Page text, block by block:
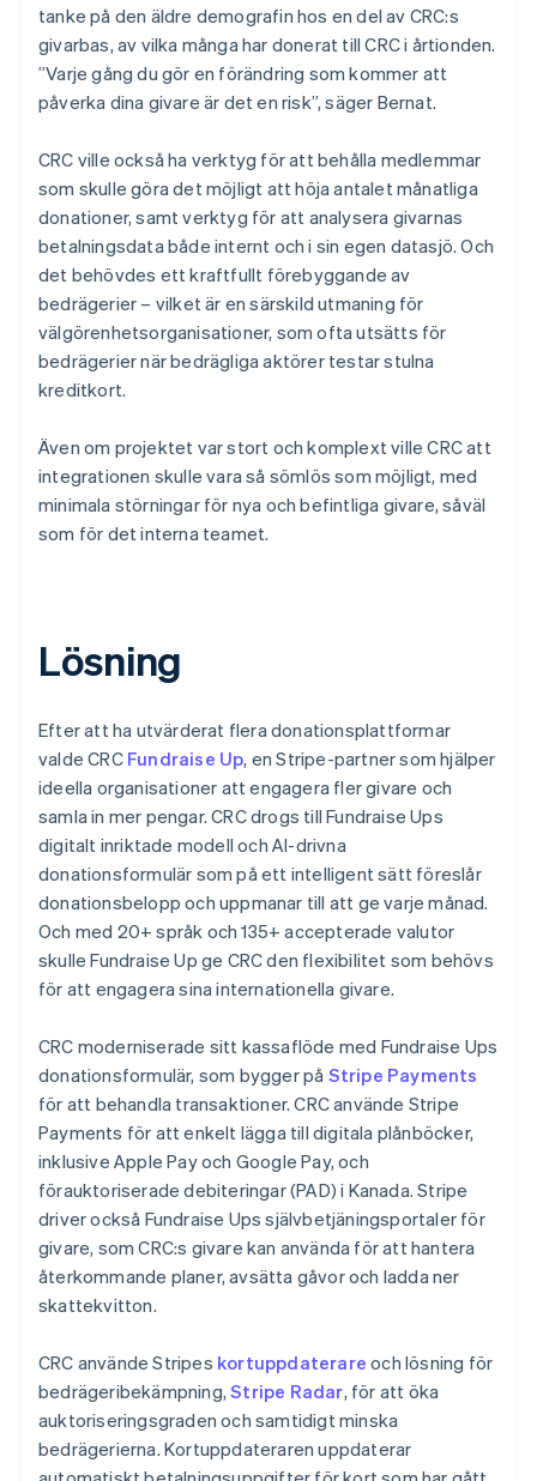
tanke på den äldre demografin hos en del av CRC:s
givarbas, av vilka många har donerat till CRC i årtionden.
”Varje gång du gör en förändring som kommer att
påverka dina givare är det en risk”, säger Bernat.
CRC ville också ha verktyg för att behålla medlemmar
som skulle göra det möjligt att höja antalet månatliga
donationer, samt verktyg för att analysera givarnas
betalningsdata både internt och i sin egen datasjö. Och
det behövdes ett kraftfullt förebyggande av
bedrägerier – vilket är en särskild utmaning för
välgörenhetsorganisationer, som ofta utsätts för
bedrägerier när bedrägliga aktörer testar stulna
kreditkort.
Även om projektet var stort och komplext ville CRC att
integrationen skulle vara så sömlös som möjligt, med
minimala störningar för nya och befintliga givare, såväl
som för det interna teamet.
Lösning
Efter att ha utvärderat flera donationsplattformar
valde CRC Fundraise Up, en Stripe-partner som hjälper
ideella organisationer att engagera fler givare och
samla in mer pengar. CRC drogs till Fundraise Ups
digitalt inriktade modell och AI-drivna
donationsformulär som på ett intelligent sätt föreslår
donationsbelopp och uppmanar till att ge varje månad.
Och med 20+ språk och 135+ accepterade valutor
skulle Fundraise Up ge CRC den flexibilitet som behövs
för att engagera sina internationella givare.
CRC moderniserade sitt kassaflöde med Fundraise Ups
donationsformulär, som bygger på Stripe Payments
för att behandla transaktioner. CRC använde Stripe
Payments för att enkelt lägga till digitala plånböcker,
inklusive Apple Pay och Google Pay, och
förauktoriserade debiteringar (PAD) i Kanada. Stripe
driver också Fundraise Ups självbetjäningsportaler för
givare, som CRC:s givare kan använda för att hantera
återkommande planer, avsätta gåvor och ladda ner
skattekvitton.
CRC använde Stripes kortuppdaterare och lösning för
bedrägeribekämpning,Stripe Radar, för att öka
auktoriseringsgraden och samtidigt minska
bedrägerierna. Kortuppdateraren uppdaterar